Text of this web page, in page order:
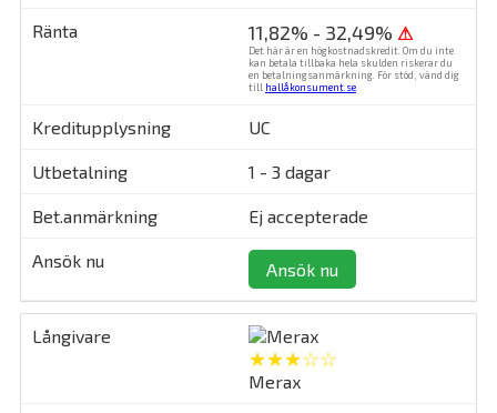
11,82% - 32,49% ⚠
Det här är en högkostnadskredit. Om du inte
kan betala tillbaka hela skulden riskerar du
en betalningsanmärkning. För stöd, vänd dig
till hallåkonsument.se
UC
1 - 3 dagar
Ej accepterade
Ansök nu
★★★☆☆
Merax